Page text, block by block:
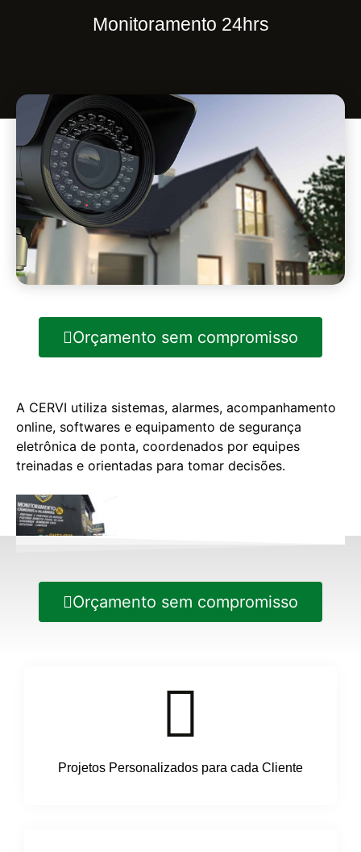
Monitoramento 24hrs
Orçamento sem compromisso
A CERVI utiliza sistemas, alarmes, acompanhamento
online, softwares e equipamento de segurança
eletrônica de ponta, coordenados por equipes
treinadas e orientadas para tomar decisões.
Orçamento sem compromisso
Projetos Personalizados para cada Cliente